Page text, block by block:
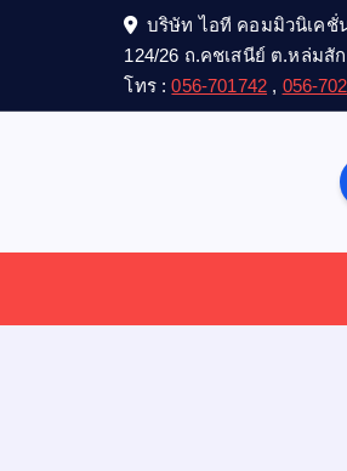
บริษัท ไอที คอมมิวนิเคชั่
124/26 ถ.คชเสนีย์ ต.หล่มสั
โทร :056-701742 , 056-